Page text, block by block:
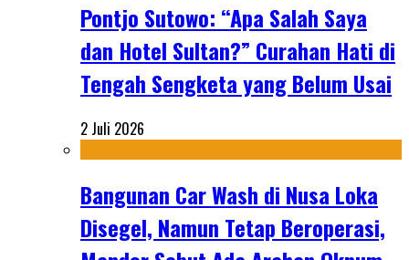
Pontjo Sutowo: “Apa Salah Saya
dan Hotel Sultan?” Curahan Hati di
Tengah Sengketa yang Belum Usai
2 Juli 2026
Bangunan Car Wash di Nusa Loka
Disegel, Namun Tetap Beroperasi,